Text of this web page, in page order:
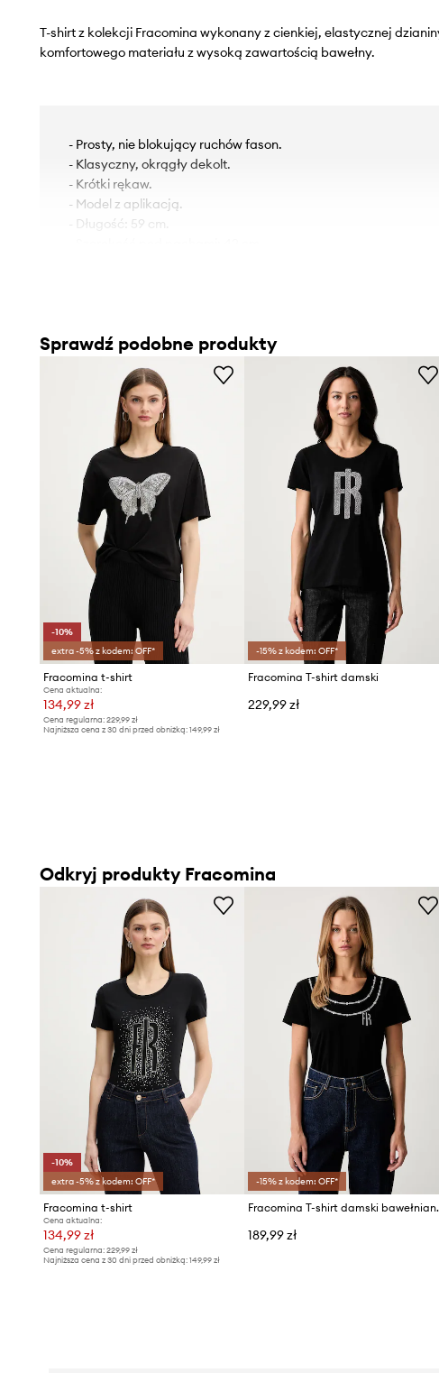
T-shirt z kolekcji Fracomina wykonany z cienkiej, elastycznej
komfortowego materiału z wysoką zawartością bawełny.
- Prosty, nie blokujący ruchów fason.
- Klasyczny, okrągły dekolt.
- Krótki rękaw.
- Model z aplikacją.
- Długość: 59 cm.
Sprawdź podobne produkty
-10%
extra -5% z kodem: OFF*
Fracomina t-shirt
Cena aktualna:
134,99 zł
Cena regularna: 229,99 zł
Najniższa cena z 30 dni przed obniżką: 149,99 zł
-15% z kodem: OFF*
Fracomina T-shirt damski
229,99 zł
Odkryj produkty Fracomina
-10%
extra -5% z kodem: OFF*
Fracomina t-shirt
Cena aktualna:
134,99 zł
Cena regularna: 229,99 zł
Najniższa cena z 30 dni przed obniżką: 149,99 zł
-15% z kodem: OFF*
Fracomina
189,99 zł